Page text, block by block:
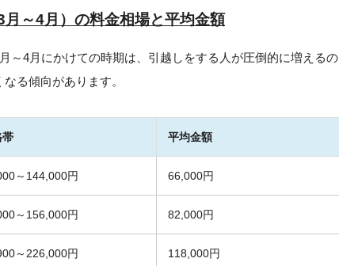
月～4月）の料金相場と平均金額
～4月にかけての時期は、引越しをする人が圧倒的に増えるの
る傾向があります。
帯 平均金額
～144,000円 66,000円
～156,000円 82,000円
～226,000円 118,000円